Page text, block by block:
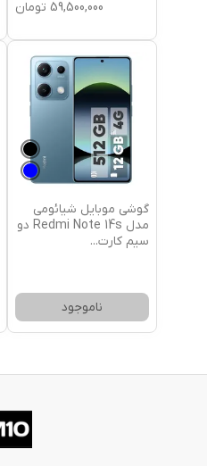
59,500,000 تومان
گوشی موبایل شیائومی
مدل Redmi Note 14s دو
سیم کارت...
ناموجود